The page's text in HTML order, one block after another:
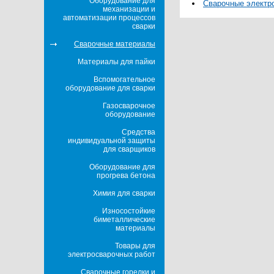
Сварочные
механизации и
автоматизации процессов
сварки
Сварочные материалы
Материалы для пайки
Вспомогательное
оборудование для сварки
Газосварочное
оборудование
Средства
индивидуальной защиты
для сварщиков
Оборудование для
прогрева бетона
Химия для сварки
Износостойкие
биметаллические
материалы
Товары для
электросварочных работ
Сварочные горелки и